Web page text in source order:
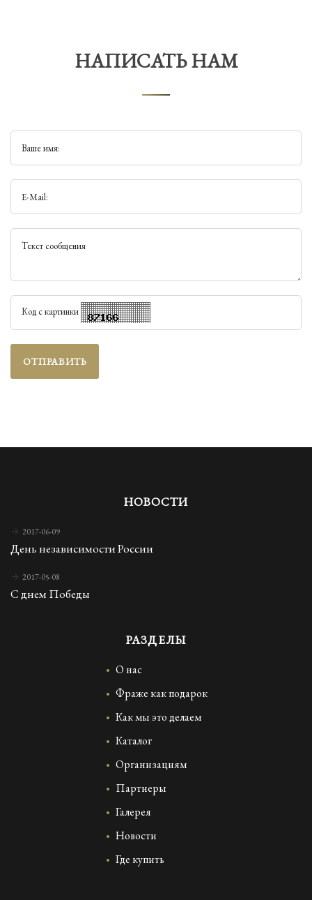
НАПИСАТЬ НАМ
Ваше имя:
E-Mail:
Текст сообщения
Код с картинки
ОТПРАВИТЬ
НОВОСТИ
2017-06-09
День независимости России
2017-05-08
С днем Победы
РАЗДЕЛЫ
О нас
Фраже как подарок
Как мы это делаем
Каталог
Организациям
Партнеры
Галерея
Новости
Где купить